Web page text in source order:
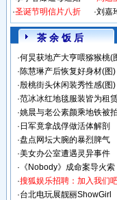
·圣诞节明信片八折
·刘嘉
茶 余 饭 后
·何炅获地产大亨喂猕猴桃(
·陈慧琳产后恢复好身材(图)
·殷桃街头休闲装秀性感(图)
·范冰冰红地毯服装皆为租
·姚晨与老公素颜乘地铁被拍
· 日军竟拿战俘做活体解剖
·盘点网坛大腕的暴烈脾气
·美女办公室遭遇灵异事件
· 《Nobody》成命案导火索
·搜狐娱乐招聘：加入我们吧
·台北电玩展靓丽ShowGirl